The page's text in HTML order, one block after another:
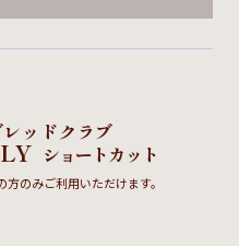
ッドクラブ
ショートカット
のみご利用いただけます。